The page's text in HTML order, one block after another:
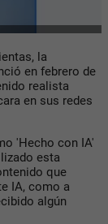
la
en febrero de
realista
en sus redes
'Hecho con IA'
esta
que
IA, como a
algún